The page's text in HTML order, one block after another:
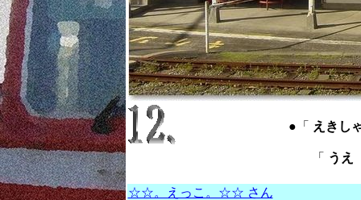
●「 えきし
「 うえ
☆☆。えっこ。☆☆ さん